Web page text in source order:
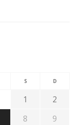
S D
1
2
8
9